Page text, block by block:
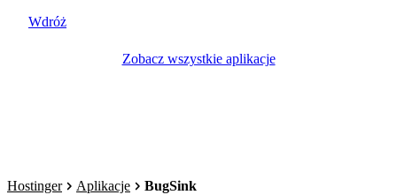
Wdróż
Zobacz wszystkie aplikacje
Hostinger Aplikacje BugSink